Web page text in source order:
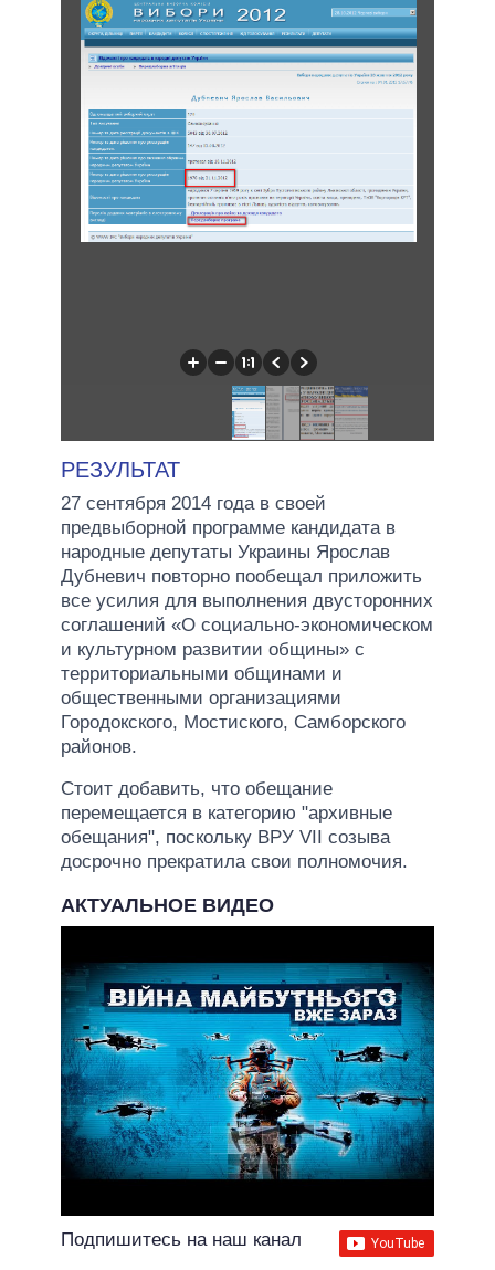
РЕЗУЛЬТАТ
27 сентября 2014 года в своей
предвыборной программе кандидата в
народные депутаты Украины Ярослав
Дубневич повторно пообещал приложить
все усилия для выполнения двусторонних
соглашений «О социально-экономическом
и культурном развитии общины» с
территориальными общинами и
общественными организациями
Городокского, Мостиского, Самборского
районов.
Стоит добавить, что обещание
перемещается в категорию "архивные
обещания", поскольку ВРУ VII созыва
досрочно прекратила свои полномочия.
АКТУАЛЬНОЕ ВИДЕО
Подпишитесь на наш канал